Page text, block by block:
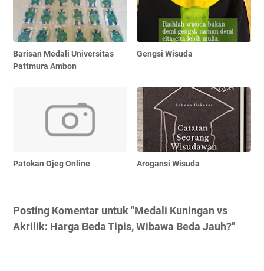
Barisan Medali Universitas
Pattmura Ambon
Gengsi Wisuda
Patokan Ojeg Online Arogansi Wisuda
Posting Komentar untuk "Medali Kuningan vs
Akrilik: Harga Beda Tipis, Wibawa Beda Jauh?"